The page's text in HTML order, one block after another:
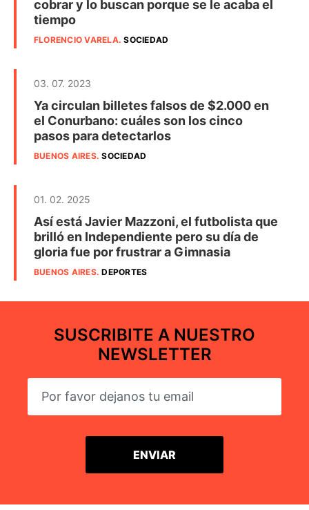
cobrar y lo buscan porque se le acaba el
tiempo
FLORENCIO VARELA.SOCIEDAD
03. 07. 2023
Ya circulan billetes falsos de $2.000 en
el Conurbano: cuáles son los cinco
pasos para detectarlos
BUENOS AIRES.SOCIEDAD
01. 02. 2025
Así está Javier Mazzoni, el futbolista que
brilló en Independiente pero su día de
gloria fue por frustrar a Gimnasia
BUENOS AIRES.DEPORTES
SUSCRIBITE A NUESTRO
NEWSLETTER